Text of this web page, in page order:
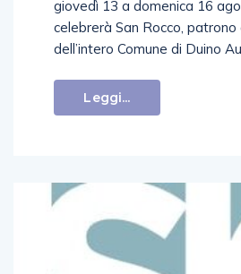
giovedì 13 a domenica 16
celebrerà San Rocco,
dell’intero Comune di Duino
Leggi...